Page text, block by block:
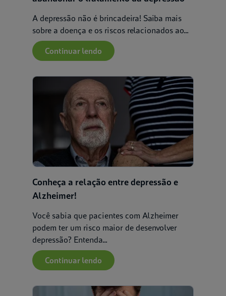
A depressão não é brincadeira! Saiba mais
sobre a doença e os riscos relacionados ao...
Continuar lendo
Conheça a relação entre depressão e
Alzheimer!
Você sabia que pacientes com Alzheimer
podem ter um risco maior de desenvolver
depressão? Entenda...
Continuar lendo